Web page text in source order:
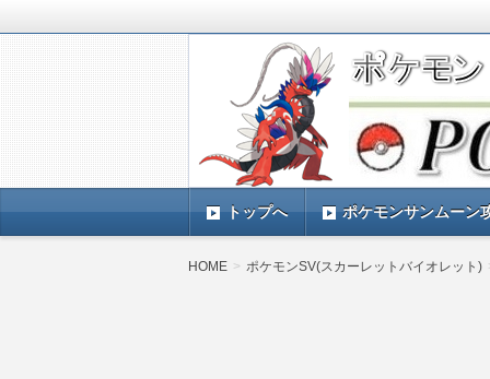
ポケモン最新情報
ポケモンSV(スカーレットバイオレ
TIMES』 ポケモンSV(スカーレット
トップへ ポケモンサンムーン
HOME ポケモンSV(スカーレットバイオレット)